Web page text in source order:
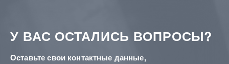
У ВАС ОСТАЛИСЬ ВОПРОСЫ?
Оставьте свои контактные данные,